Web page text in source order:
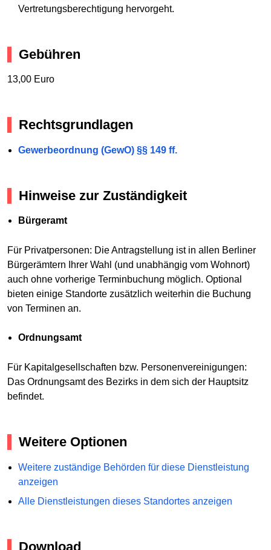
Vertretungsberechtigung hervorgeht.
Gebühren
13,00 Euro
Rechtsgrundlagen
Gewerbeordnung (GewO) §§ 149 ff.
Hinweise zur Zuständigkeit
Bürgeramt
Für Privatpersonen: Die Antragstellung ist in allen Berliner
Bürgerämtern Ihrer Wahl (und unabhängig vom Wohnort)
auch ohne vorherige Terminbuchung möglich. Optional
bieten einige Standorte zusätzlich weiterhin die Buchung
von Terminen an.
Ordnungsamt
Für Kapitalgesellschaften bzw. Personenvereinigungen:
Das Ordnungsamt des Bezirks in dem sich der Hauptsitz
befindet.
Weitere Optionen
Weitere zuständige Behörden für diese Dienstleistung
anzeigen
Alle Dienstleistungen dieses Standortes anzeigen
Download